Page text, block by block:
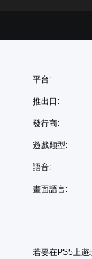
平台:
推出日:
發行商:
遊戲類型:
語音:
畫面語言:
若要在PS5上遊